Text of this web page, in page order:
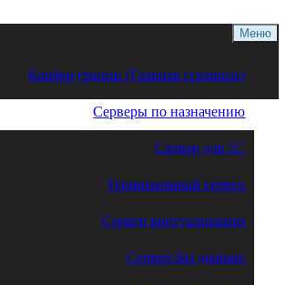
Меню
Конфигурации (Главная страница)
Серверы по назначению
Сервер для 1С
Терминальный сервер
Сервер виртуализации
Сервер баз данных